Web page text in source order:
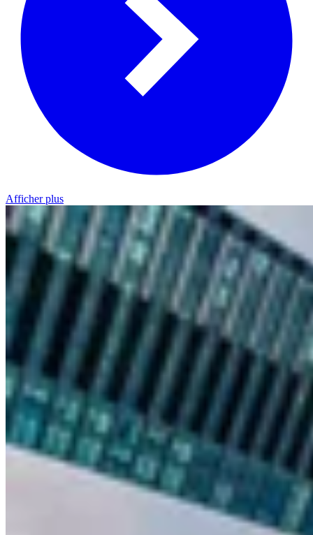
Afficher plus